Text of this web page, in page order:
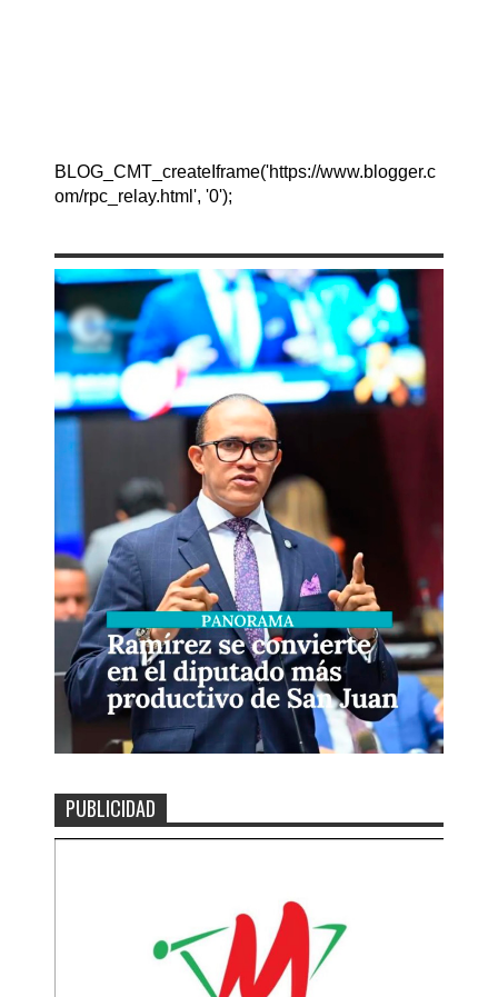
BLOG_CMT_createIframe('https://www.blogger.c
om/rpc_relay.html', '0');
PUBLICIDAD